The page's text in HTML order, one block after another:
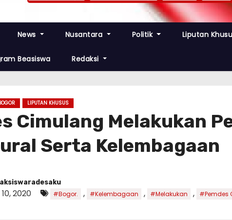
News Nusantara Politik Liputan
Beasiswa Redaksi
LIPUTAN KHUSUS
Cimulang Melakukan
Serta Kelembagaan
2020 #Bogor. , #Kelembagaan , #Melakukan , #Pemdes